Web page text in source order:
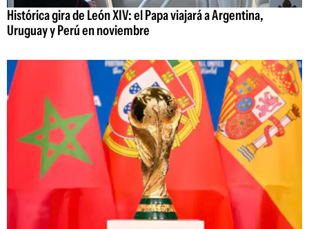
Histórica gira de León XIV: el Papa viajará a Argentina,
Uruguay y Perú en noviembre